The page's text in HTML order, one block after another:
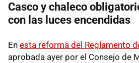
Casco y chaleco
con las luces encendidas
En esta reforma del Reglamento
aprobada ayer por el Consejo de